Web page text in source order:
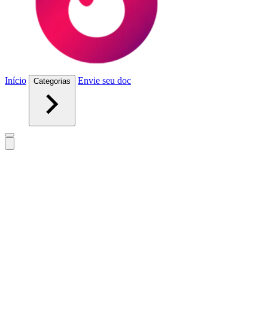
Início Categorias Envie seu doc